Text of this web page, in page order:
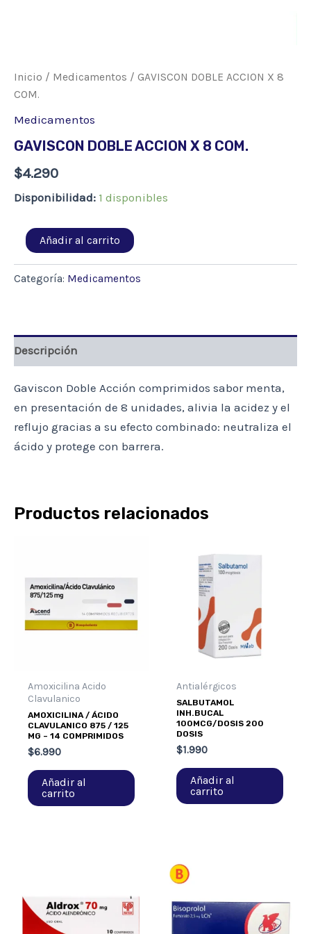
Inicio / Medicamentos / GAVISCON DOBLE ACCION X 8
COM.
Medicamentos
GAVISCON DOBLE ACCION X 8 COM.
$4.290
Disponibilidad: 1 disponibles
GAVISCON
DOBLE
ACCION
X
Añadir al carrito
Categoría: Medicamentos
Descripción
Gaviscon Doble Acción comprimidos sabor menta,
en presentación de 8 unidades, alivia la acidez y el
reflujo gracias a su efecto combinado: neutraliza el
ácido y protege con barrera.
Productos relacionados
Amoxicilina Acido
Clavulanico
AMOXICILINA / ÁCIDO
CLAVULANICO 875 / 125
MG – 14 COMPRIMIDOS
$6.990
Añadir al
carrito
Antialérgicos
SALBUTAMOL
INH.BUCAL
100MCG/DOSIS 200
DOSIS
$1.990
Añadir al
carrito